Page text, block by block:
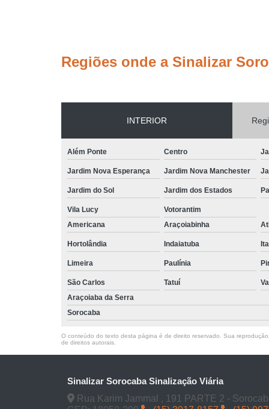
Regiões onde a Sinalizar
INTERIOR
Além Ponte Centro
Jardim Nova Esperança Jardim Nova Manchester
Jardim do Sol Jardim dos Estados
Vila Lucy
Votorantim
Americana
Araçoiabinha
Hortolândia Indaiatuba
Limeira Paulínia
São Carlos Tatuí
Araçoiaba da Serra
Sorocaba
O conteúdo do texto desta página é de direito reservado. Sua
de direitos autorais
Sinalizar Sorocaba Sinalização Viária
Rua Karim Jammal , 191 PARTE 2 -